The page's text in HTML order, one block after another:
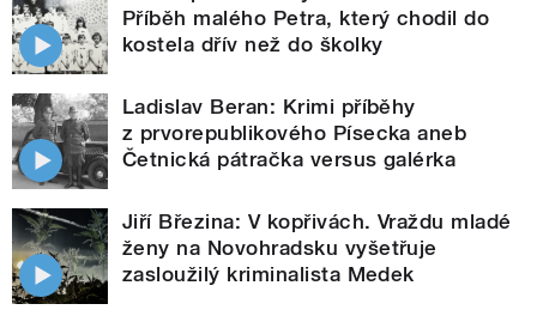
Příběh malého Petra, který chodil do
kostela dřív než do školky
Ladislav Beran: Krimi příběhy
z prvorepublikového Písecka aneb
Četnická pátračka versus galérka
Jiří Březina: V kopřivách. Vraždu mladé
ženy na Novohradsku vyšetřuje
zasloužilý kriminalista Medek